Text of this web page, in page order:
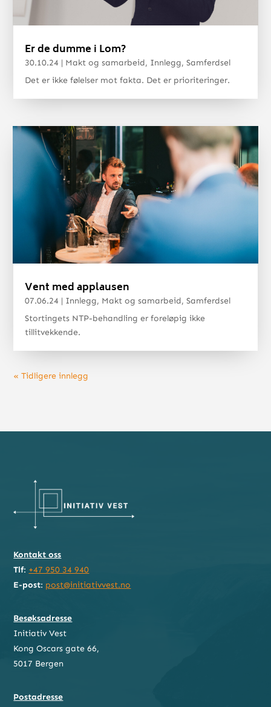
Er de dumme i Lom?
30.10.24 | Makt og samarbeid, Innlegg,Samferdsel
Det er ikke følelser mot fakta. Det er prioriteringer.
Vent med applausen
07.06.24 | Innlegg, Makt og samarbeid,Samferdsel
Stortingets NTP-behandling er foreløpig ikke
tillitvekkende.
« Tidligere innlegg
Kontakt oss
Tlf: +47 950 34 940
E-post: post@initiativvest.no
Besøksadresse
Initiativ Vest
Kong Oscars gate 66,
5017 Bergen
Postadresse